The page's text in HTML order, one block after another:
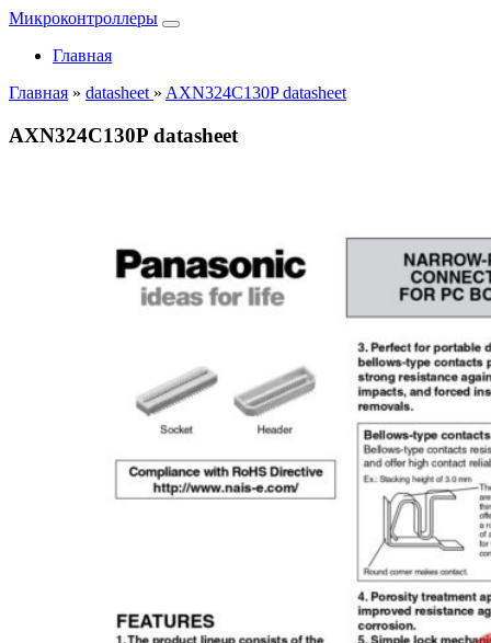
Микроконтроллеры
Главная
Главная » datasheet » AXN324C130P datasheet
AXN324C130P datasheet